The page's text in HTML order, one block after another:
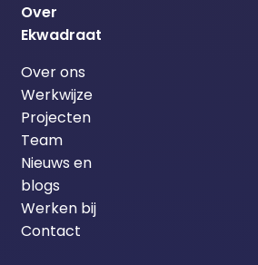
Over
Ekwadraat
Over ons
Werkwijze
Projecten
Team
Nieuws en
blogs
Werken bij
Contact